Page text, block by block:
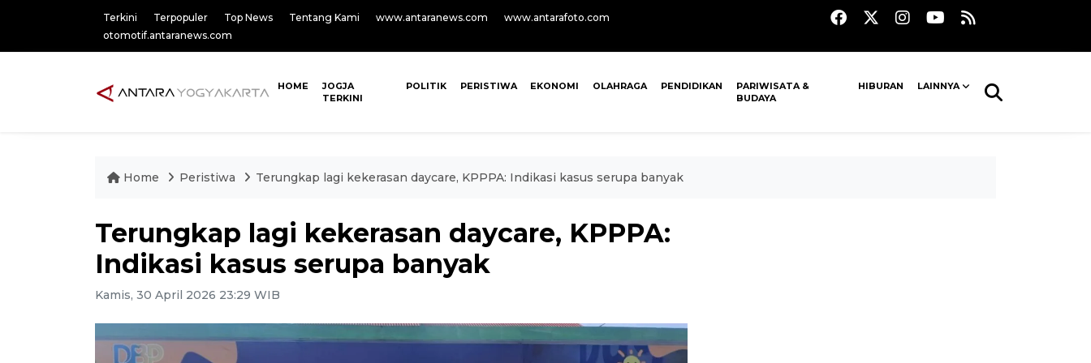
Terkini Terpopuler Top News Tentang Kami www.antaranews.com
www.antarafoto.com
otomotif.antaranews.com
HOME
JOGJA
TERKINI
POLITIK PERISTIWA EKONOMI OLAHRAGA PENDIDIKAN
PARIWISATA &
BUDAYA
HIBURAN LAINNYA
Home Peristiwa Terungkap lagi kekerasan daycare, KPPPA: Indikasi kasus serupa banyak
Terungkap lagi kekerasan daycare, KPPPA:
Indikasi kasus serupa banyak
Kamis, 30 April 2026 23:29 WIB